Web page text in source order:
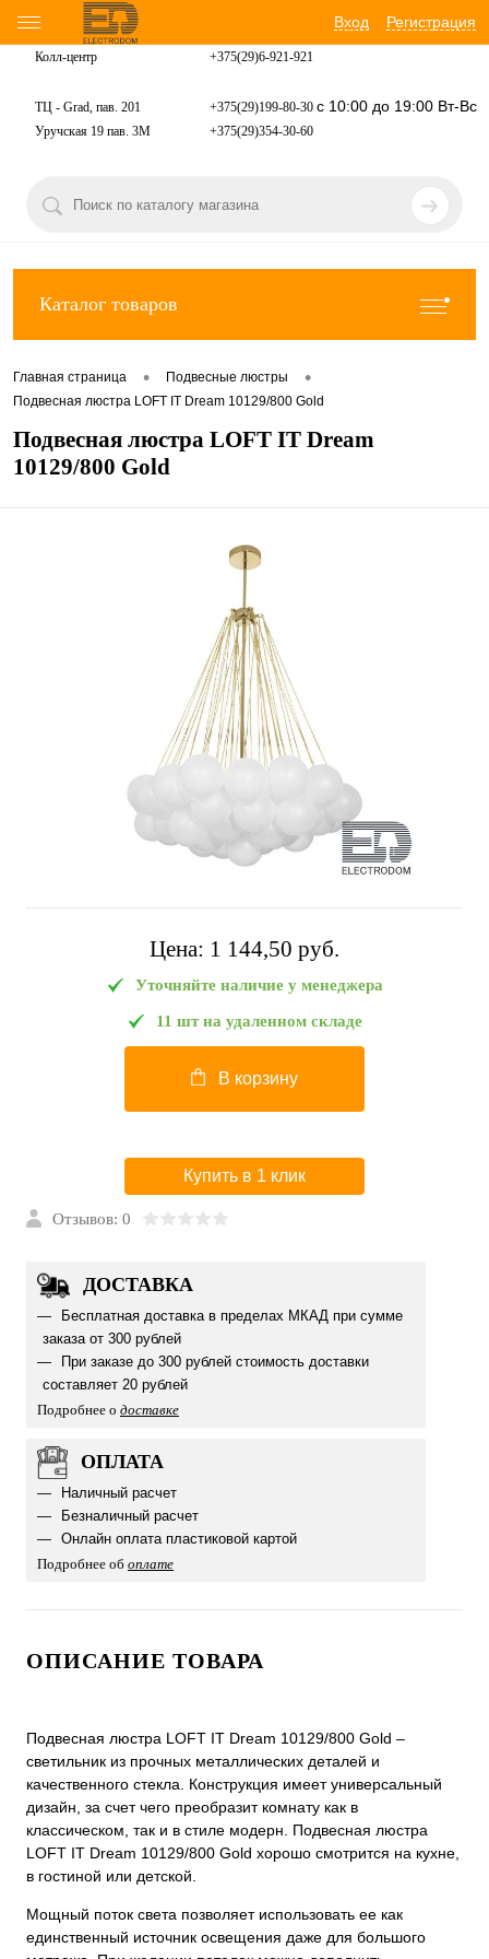
Вход Регистрация
Колл-центр +375(29)6-921-921
ТЦ - Grad, пав. 201 +375(29)199-80-30 с 10:00 до 19:00 Вт-Вс
Уручская 19 пав. 3М +375(29)354-30-60
Каталог товаров
Главная страница • Подвесные люстры •
Подвесная люстра LOFT IT Dream 10129/800 Gold
Подвесная люстра LOFT IT Dream
10129/800 Gold
Цена: 1 144,50 pуб.
Уточняйте наличие у менеджера
11 шт на удаленном складе
В корзину
Купить в 1 клик
Отзывов: 0
ДОСТАВКА
Бесплатная доставка в пределах МКАД при сумме
заказа от 300 рублей
При заказе до 300 рублей стоимость доставки
составляет 20 рублей
Подробнее о доставке
ОПЛАТА
Наличный расчет
Безналичный расчет
Онлайн оплата пластиковой картой
Подробнее об оплате
ОПИСАНИЕ ТОВАРА
Подвесная люстра LOFT IT Dream 10129/800 Gold –
светильник из прочных металлических деталей и
качественного стекла. Конструкция имеет универсальный
дизайн, за счет чего преобразит комнату как в
классическом, так и в стиле модерн. Подвесная люстра
LOFT IT Dream 10129/800 Gold хорошо смотрится на кухне,
в гостиной или детской.
Мощный поток света позволяет использовать ее как
единственный источник освещения даже для большого